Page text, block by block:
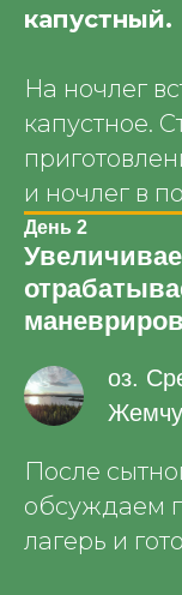
капустный.
На ночлег
капустное.
и ночлег в
День 2
оз.
После
обсуждаем
лагерь и